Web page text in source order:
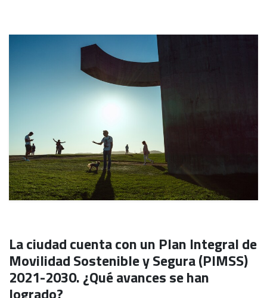
La ciudad cuenta con un Plan Integral de
Movilidad Sostenible y Segura (PIMSS)
2021-2030. ¿Qué avances se han